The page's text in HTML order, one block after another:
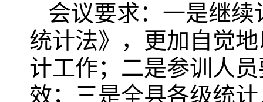
会议要求：一是继
统计法》，更加自觉
计工作；二是参训人
效；三是全县各级统